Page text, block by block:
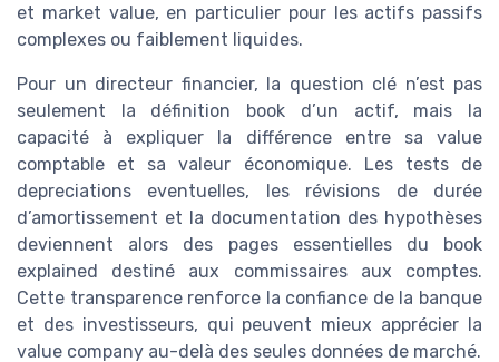
et market value, en particulier pour les actifs passifs
complexes ou faiblement liquides.
Pour un directeur financier, la question clé n’est pas
seulement la définition book d’un actif, mais la
capacité à expliquer la différence entre sa value
comptable et sa valeur économique. Les tests de
depreciations eventuelles, les révisions de durée
d’amortissement et la documentation des hypothèses
deviennent alors des pages essentielles du book
explained destiné aux commissaires aux comptes.
Cette transparence renforce la confiance de la banque
et des investisseurs, qui peuvent mieux apprécier la
value company au-delà des seules données de marché.